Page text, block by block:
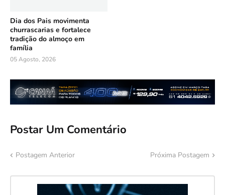
Dia dos Pais movimenta
churrascarias e fortalece
tradição do almoço em
família
05 Agosto, 2026
Postar Um Comentário
Postagem Anterior Próxima Postagem